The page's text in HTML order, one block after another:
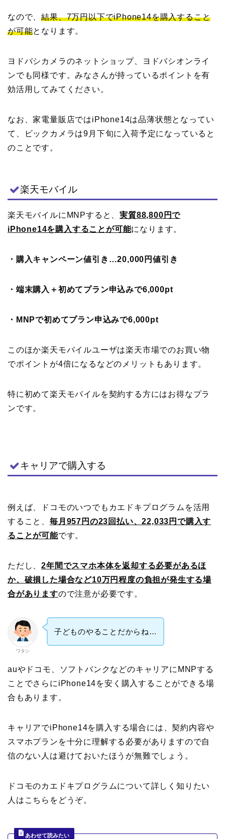
なので、結果、7万円以下でiPhone14を購入すること
が可能となります。
ヨドバシカメラのネットショップ、ヨドバシオンライ
ンでも同様です。みなさんが持っているポイントを有
効活用してみてください。
なお、家電量販店ではiPhone14は品薄状態となってい
て、ビックカメラは9月下旬に入荷予定になっていると
のことです。
楽天モバイル
楽天モバイルにMNPすると、実質88,800円で
iPhone14を購入することが可能になります。
・購入キャンペーン値引き…20,000円値引き
・端末購入＋初めてプラン申込みで6,000pt
・MNPで初めてプラン申込みで6,000pt
このほか楽天モバイルユーザは楽天市場でのお買い物
でポイントが4倍になるなどのメリットもあります。
特に初めて楽天モバイルを契約する方にはお得なプラ
ンです。
キャリアで購入する
例えば、ドコモのいつでもカエドキプログラムを活用
すること、 毎月957円の23回払い、22,033円で購入す
ることが可能です。
ただし、2年間でスマホ本体を返却する必要があるほ
か、破損した場合など10万円程度の負担が発生する場
合がありますので注意が必要です。
ワタシ
子どものやることだからね…
auやドコモ、ソフトバンクなどのキャリアにMNPする
ことでさらにiPhone14を安く購入することができる場
合もあります。
キャリアでiPhone14を購入する場合には、契約内容や
スマホプランを十分に理解する必要がありますので自
信のない人は避けておいたほうが無難でしょう。
ドコモのカエドキプログラムについて詳しく知りたい
人はこちらをどうぞ。